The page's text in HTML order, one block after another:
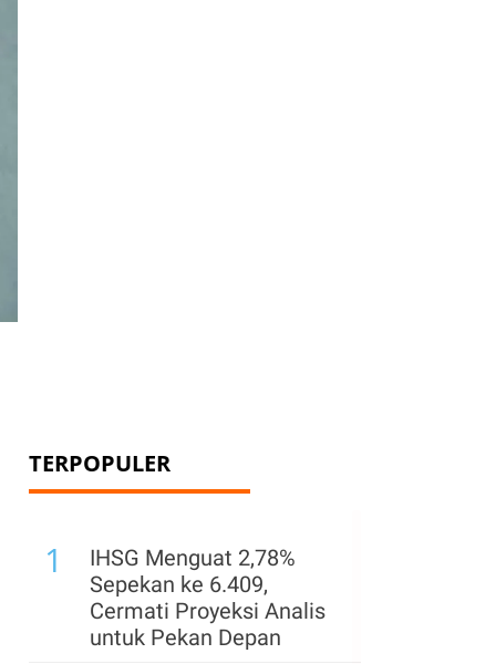
TERPOPULER
1
IHSG Menguat 2,78%
Sepekan ke 6.409,
Cermati Proyeksi Analis
untuk Pekan Depan